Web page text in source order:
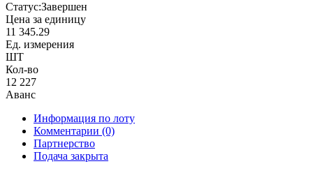
Статус:Завершен
Цена за единицу
11 345.29
Ед. измерения
ШТ
Кол-во
12 227
Аванс
Информация по лоту
Комментарии (0)
Партнерство
Подача закрыта